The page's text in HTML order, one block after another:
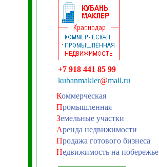
+7 918 441 85 99
kubanmakler@mail.ru
Коммерческая
Промышленная
Земельные участки
Аренда недвижимости
Продажа готового бизнеса
Недвижимость на побережье